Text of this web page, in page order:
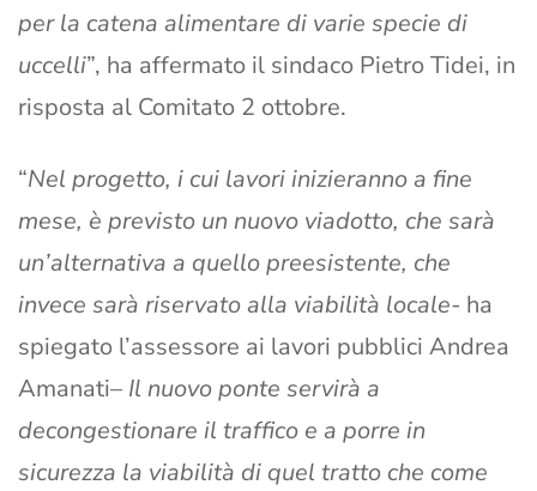
per la catena alimentare di varie specie di
uccelli”, ha affermato il sindaco Pietro Tidei, in
risposta al Comitato 2 ottobre.
“Nel progetto, i cui lavori inizieranno a fine
mese, è previsto un nuovo viadotto, che sarà
un’alternativa a quello preesistente, che
invece sarà riservato alla viabilità locale- ha
spiegato l’assessore ai lavori pubblici Andrea
Amanati– Il nuovo ponte servirà a
decongestionare il traffico e a porre in
sicurezza la viabilità di quel tratto che come